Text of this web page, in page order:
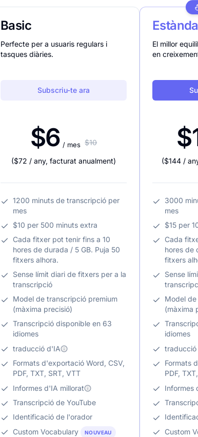
Basic
Perfecte per a usuaris regulars i
tasques diàries.
Subscriu-te ara
$6 / mes $10
($72 / any, facturat anualment)
1200 minuts de transcripció per
mes
$10 per 500 minuts extra
Cada fitxer pot tenir fins a 10
hores de durada / 5 GB. Puja 50
fitxers alhora.
Sense límit diari de fitxers per a la
transcripció
Model de transcripció premium
(màxima precisió)
Transcripció disponible en 63
idiomes
traducció d'IA
Formats d'exportació Word, CSV,
PDF, TXT, SRT, VTT
Informes d'IA millorat
Transcripció de YouTube
Identificació de l'orador
Custom Vocabulary
NOUVEAU
El millor
en
($144 /
3000
mes
$15 per
Cada
hores de
fitxers
Sense
Model
(màxima
idiomes
Formats
PDF,
Informes
Custom